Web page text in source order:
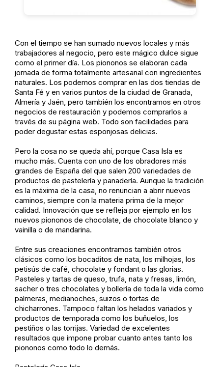
Con el tiempo se han sumado nuevos locales y más
trabajadores al negocio, pero este mágico dulce sigue
como el primer día. Los piononos se elaboran cada
jornada de forma totalmente artesanal con ingredientes
naturales. Los podemos comprar en las dos tiendas de
Santa Fé y en varios puntos de la ciudad de Granada,
Almería y Jaén, pero también los encontramos en otros
negocios de restauración y podemos comprarlos a
través de su página web. Todo son facilidades para
poder degustar estas esponjosas delicias.
Pero la cosa no se queda ahí, porque Casa Isla es
mucho más. Cuenta con uno de los obradores más
grandes de España del que salen 200 variedades de
productos de pastelería y panadería. Aunque la tradición
es la máxima de la casa, no renuncian a abrir nuevos
caminos, siempre con la materia prima de la mejor
calidad. Innovación que se refleja por ejemplo en los
nuevos piononos de chocolate, de chocolate blanco y
vainilla o de mandarina.
Entre sus creaciones encontramos también otros
clásicos como los bocaditos de nata, los milhojas, los
petisús de café, chocolate y fondant o las glorias.
Pasteles y tartas de queso, trufa, nata y fresas, limón,
sacher o tres chocolates y bollería de toda la vida como
palmeras, medianoches, suizos o tortas de
chicharrones. Tampoco faltan los helados variados y
productos de temporada como los buñuelos, los
pestiños o las torrijas. Variedad de excelentes
resultados que impone probar cuanto antes tanto los
piononos como todo lo demás.